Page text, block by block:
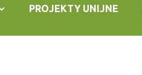
PROJEKTY UNIJNE